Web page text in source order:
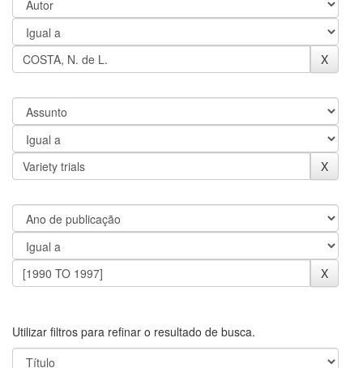
Utilizar filtros para refinar o resultado de busca.